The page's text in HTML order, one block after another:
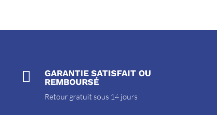

GARANTIE SATISFAIT OU
REMBOURSÉ
Retour gratuit sous 14 jours